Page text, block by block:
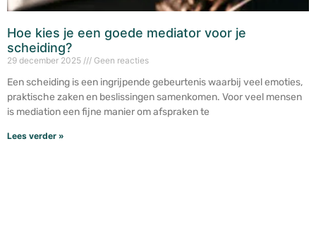
Hoe kies je een goede mediator voor je
scheiding?
29 december 2025 Geen reacties
Een scheiding is een ingrijpende gebeurtenis waarbij veel emoties,
praktische zaken en beslissingen samenkomen. Voor veel mensen
is mediation een fijne manier om afspraken te
Lees verder »